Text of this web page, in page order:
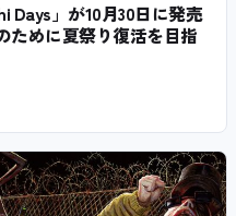
Days」が10月30日に発売
ために夏祭り復活を目指